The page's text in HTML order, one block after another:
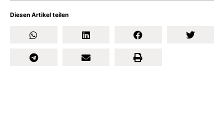
Diesen Artikel teilen